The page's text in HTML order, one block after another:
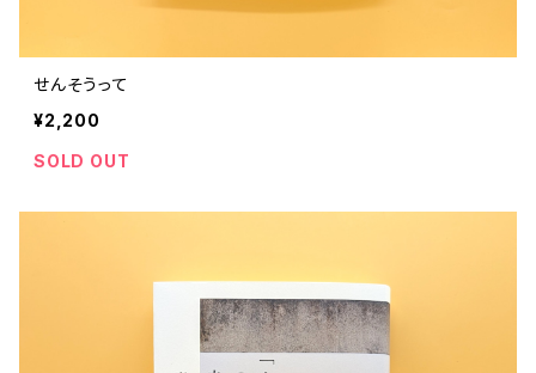
せんそうって
¥2,200
SOLD OUT